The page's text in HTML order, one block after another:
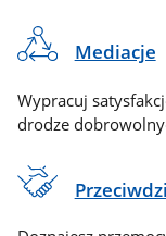
Mediacje
Wypracuj
drodze